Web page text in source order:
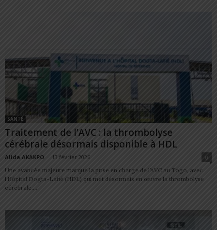
SANTÉ
Traitement de l’AVC : la thrombolyse
cérébrale désormais disponible à HDL
Alida AKAKPO - 13 février 2026
0
Une avancée majeure marque la prise en charge de l’AVC au Togo, avec
l’Hôpital Dogta-Lafiè (HDL) qui met désormais en œuvre la thrombolyse
cérébrale....